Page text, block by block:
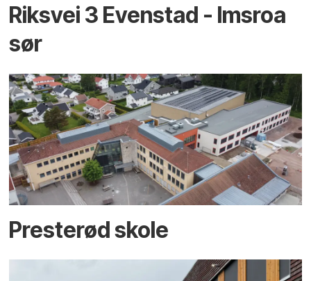
Riksvei 3 Evenstad - Imsroa
sør
Presterød skole